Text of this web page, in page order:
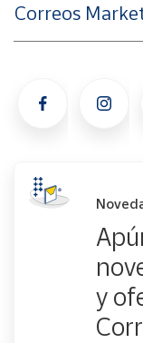
Correos
y